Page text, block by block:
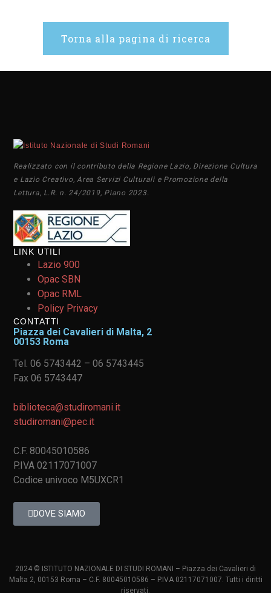
Torna alla pagina di ricerca
Realizzato con il contributo della Regione Lazio, Direzione Cultura
e Lazio Creativo, Area Servizi Culturali e Promozione della
Lettura, L.R. n. 24/2019, Piano 2023.
LINK UTILI
Lazio 900
Opac SBN
Opac RML
Policy Privacy
CONTATTI
Piazza dei Cavalieri di Malta, 2
00153 Roma
Tel. 06 5743442 – 06 5743445
Fax 06 5743447
biblioteca@studiromani.it
studiromani@pec.it
C.F. 80045010586
P.IVA 02117071007
Codice univoco M5UXCR1
DOVE SIAMO
2024 © ISTITUTO NAZIONALE DI STUDI ROMANI – Piazza dei Cavalieri di
Malta 2, 00153 Roma – C.F. 80045010586 – P.IVA 02117071007. Tutti i diritti
riservati.